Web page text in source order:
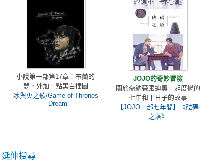
小說第一部第17章：布蘭的
夢，外加一點黑白插圖
冰與火之歌/Game of Thrones
- Dream
JOJO的奇妙冒險
關於喬納森跟迪奧一起度過的
七年和平日子的故事
【JOJO一部七年間】《砝碼
之塔》
延伸搜尋